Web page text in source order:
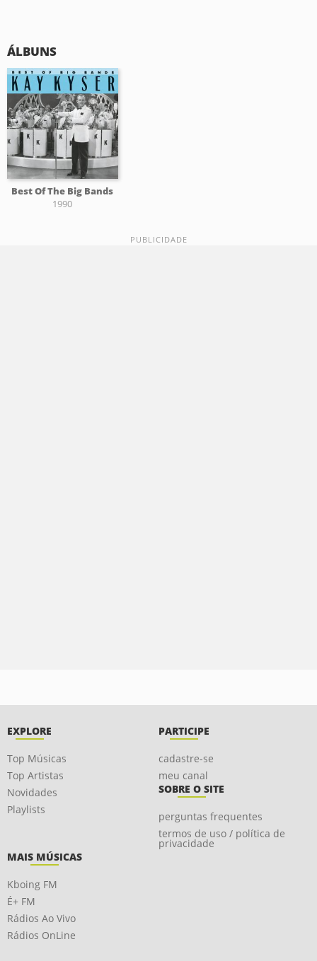
ÁLBUNS
Best Of The Big Bands
1990
EXPLORE
Top Músicas
Top Artistas
Novidades
Playlists
PARTICIPE
cadastre-se
meu canal
SOBRE O SITE
perguntas frequentes
termos de uso / política de
privacidade
MAIS MÚSICAS
Kboing FM
É+ FM
Rádios Ao Vivo
Rádios OnLine